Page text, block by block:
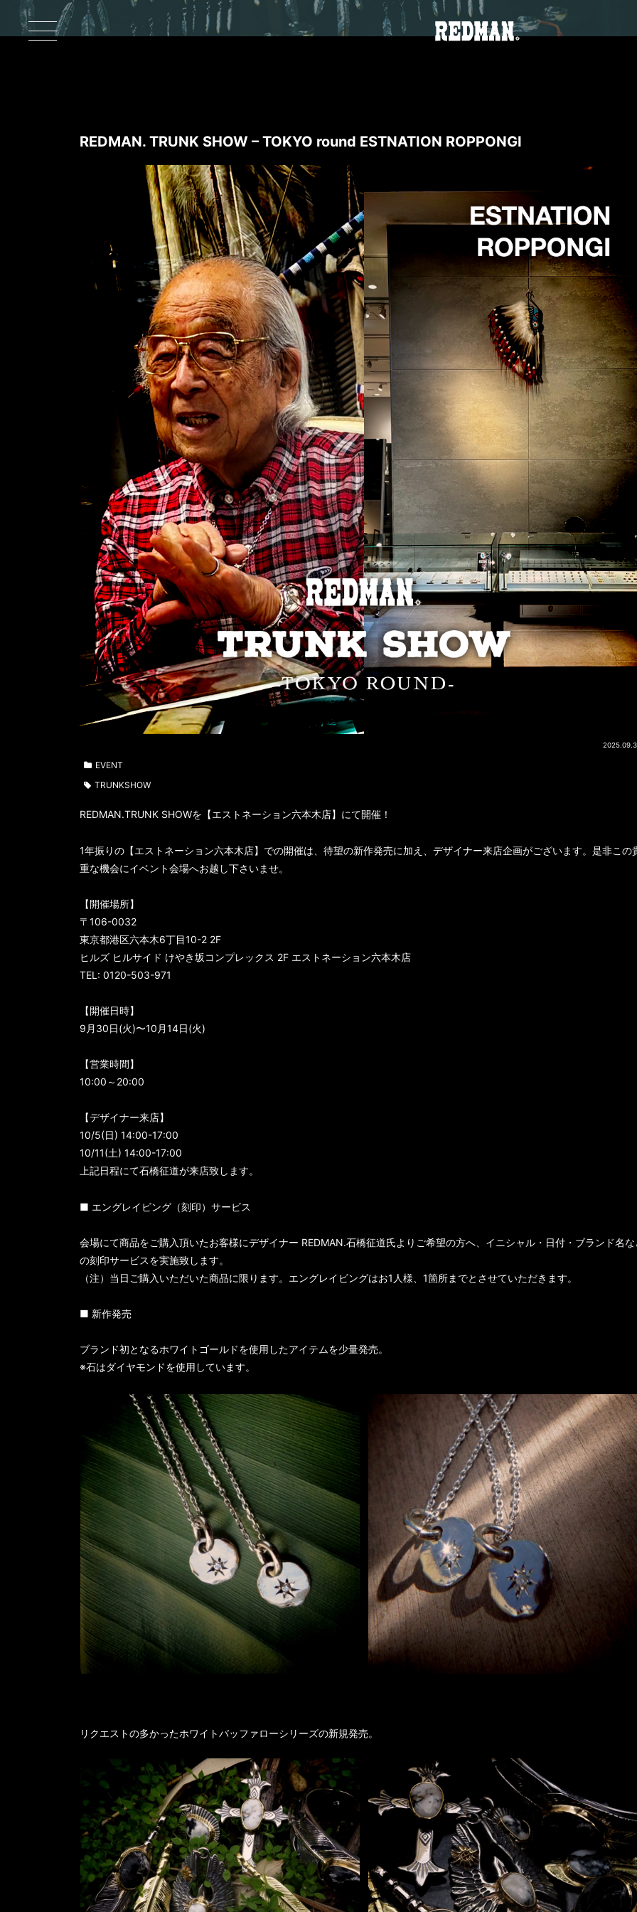
REDMAN. TRUNK SHOW – TOKYO round ESTNATION ROPPONGI
EVENT
TRUNKSHOW
REDMAN.TRUNK SHOWを【エストネーション六本木店】にて開催！
1年振りの【エストネーション六本木店】での開催は、待望の新作発売に加え、デザイナー来店企画がございます。是非この
重な機会にイベント会場へお越し下さいませ。
【開催場所】
〒106-0032
東京都港区六本木6丁目10-2 2F
ヒルズ ヒルサイド けやき坂コンプレックス 2F エストネーション六本木店
TEL: 0120-503-971
【開催日時】
9月30日(火)〜10月14日(火)
【営業時間】
10:00～20:00
【デザイナー来店】
10/5(日) 14:00-17:00
10/11(土) 14:00-17:00
上記日程にて石橋征道が来店致します。
■ エングレイビング（刻印）サービス
会場にて商品をご購入頂いたお客様にデザイナー REDMAN.石橋征道氏よりご希望の方へ、イニシャル・日付・ブランド名な
の刻印サービスを実施致します。
（注）当日ご購入いただいた商品に限ります。エングレイビングはお1人様、1箇所までとさせていただきます。
■ 新作発売
ブランド初となるホワイトゴールドを使用したアイテムを少量発売。
※石はダイヤモンドを使用しています。
リクエストの多かったホワイトバッファローシリーズの新規発売。